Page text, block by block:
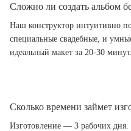
Сложно ли создать альбом
Наш конструктор интуитивно
специальные свадебные, и
идеальный макет за 20-30 минут.
Сколько времени займет
Изготовление — 3 рабочих